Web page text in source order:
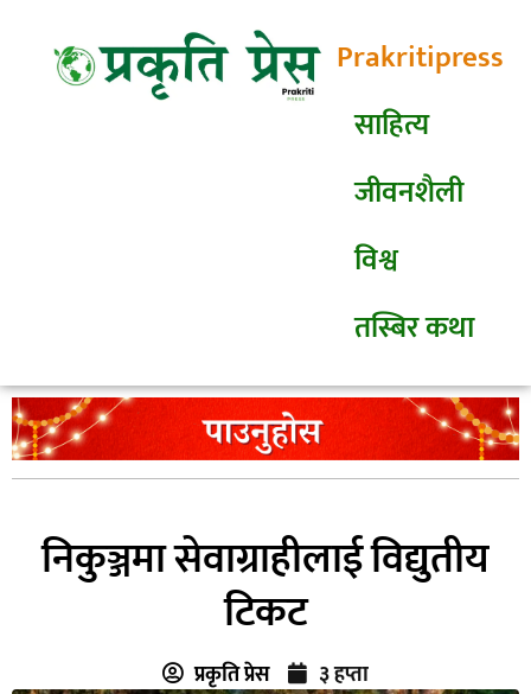
Prakritipress
साहित्य
जीवनशैली
विश्व
तस्बिर कथा
निकुञ्जमा सेवाग्राहीलाई विद्युतीय
टिकट
प्रकृति प्रेस ३ हप्ता